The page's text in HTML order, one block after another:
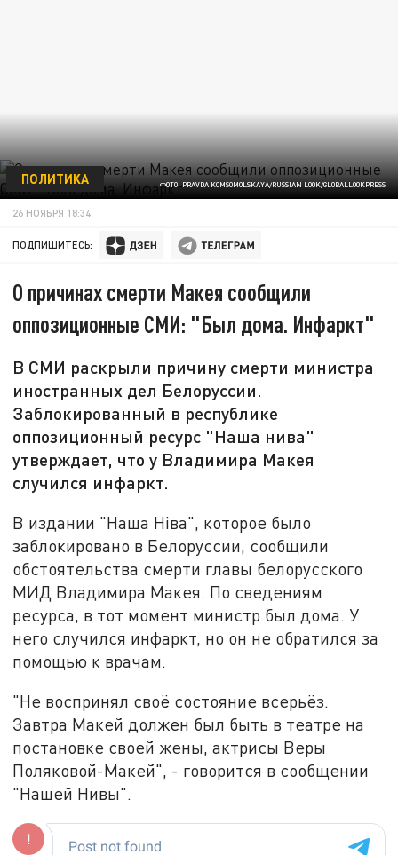
ФОТО: PRAVDA KOMSOMOLSKAYA/RUSSIAN LOOK/GLOBALLOOKPRESS
ПОЛИТИКА
26 НОЯБРЯ 18:34
ПОДПИШИТЕСЬ:
О причинах смерти Макея сообщили
оппозиционные СМИ: "Был дома. Инфаркт"
В СМИ раскрыли причину смерти министра
иностранных дел Белоруссии.
Заблокированный в республике
оппозиционный ресурс "Наша нива"
утверждает, что у Владимира Макея
случился инфаркт.
В издании "Наша Ніва", которое было
заблокировано в Белоруссии, сообщили
обстоятельства смерти главы белорусского
МИД Владимира Макея. По сведениям
ресурса, в тот момент министр был дома. У
него случился инфаркт, но он не обратился за
помощью к врачам.
"Не воспринял своё состояние всерьёз.
Завтра Макей должен был быть в театре на
постановке своей жены, актрисы Веры
Поляковой-Макей", - говорится в сообщении
"Нашей Нивы".